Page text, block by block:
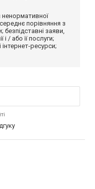
порівняння з
заяви,
/ або її послуги;
ресурси;